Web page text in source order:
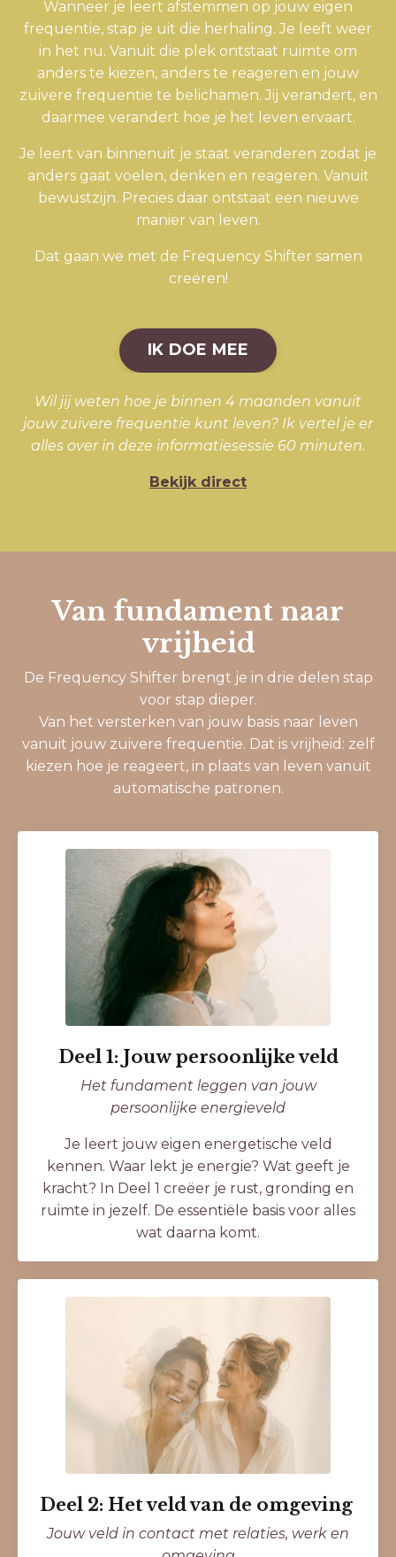
Wanneer je leert afstemmen op jouw eigen
frequentie, stap je uit die herhaling. Je leeft weer
in het nu. Vanuit die plek ontstaat ruimte om
anders te kiezen, anders te reageren en jouw
zuivere frequentie te belichamen. Jij verandert, en
daarmee verandert hoe je het leven ervaart.
Je leert van binnenuit je staat veranderen zodat je
anders gaat voelen, denken en reageren. Vanuit
bewustzijn. Precies daar ontstaat een nieuwe
manier van leven.
Dat gaan we met de Frequency Shifter samen
creëren!
IK DOE MEE
Wil jij weten hoe je binnen 4 maanden vanuit
jouw zuivere frequentie kunt leven? Ik vertel je er
alles over in deze informatiesessie 60 minuten.
Bekijk direct
Van fundament naar
vrijheid
De Frequency Shifter brengt je in drie delen stap
voor stap dieper.
Van het versterken van jouw basis naar leven
vanuit jouw zuivere frequentie. Dat is vrijheid: zelf
kiezen hoe je reageert, in plaats van leven vanuit
automatische patronen.
Deel 1: Jouw persoonlijke veld
Het fundament leggen van jouw
persoonlijke energieveld
Je leert jouw eigen energetische veld
kennen. Waar lekt je energie? Wat geeft je
kracht? In Deel 1 creëer je rust, gronding en
ruimte in jezelf. De essentiële basis voor alles
wat daarna komt.
Deel 2: Het veld van de omgeving
Jouw veld in contact met relaties, werk en